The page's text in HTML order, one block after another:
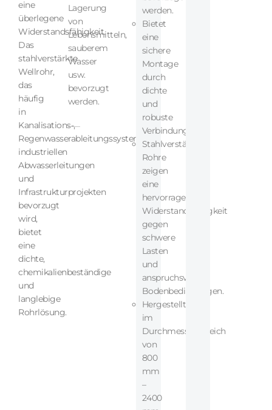
eine
überlegene
Widerstandsfähigkeit.
Das
stahlverstärkte
Wellrohr,
das
häufig
in
Kanalisations-,
Regenwasserableitungssystemen,
industriellen
Abwasserleitungen
und
Infrastrukturprojekten
bevorzugt
wird,
bietet
eine
dichte,
chemikalienbeständige
und
langlebige
Rohrlösung.
Lagerung
von
Lebensmitteln,
sauberem
Wasser
usw.
bevorzugt
werden.
werden.
Bietet
eine
sichere
Montage
durch
dichte
und
robuste
Verbindungen.
Stahlverstärkte
Rohre
zeigen
eine
hervorragende
Widerstandsfähigkeit
gegen
schwere
Lasten
und
anspruchsvolle
Bodenbedingungen.
Hergestellt
im
Durchmesserbereich
von
800
mm
–
2400